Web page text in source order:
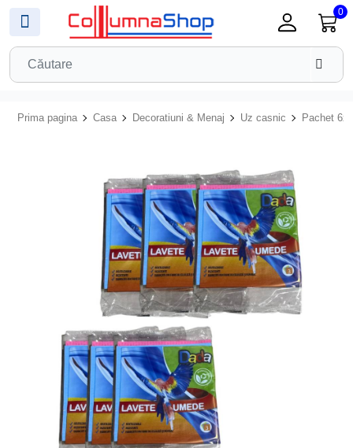
0
Prima pagina Casa Decoratiuni & Menaj Uz casnic Pachet 6x